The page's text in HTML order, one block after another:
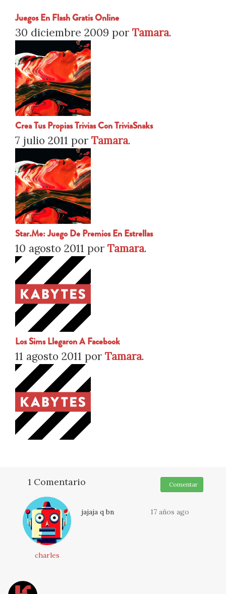
Juegos En Flash Gratis Online
30 diciembre 2009 por Tamara.
Crea Tus Propias Trivias Con TriviaSnaks
7 julio 2011 por Tamara.
Star.me: Juego De Premios En Estrellas
10 agosto 2011 por Tamara.
Los Sims Llegaron A Facebook
11 agosto 2011 por Tamara.
1 Comentario Comentar
charles
17 años ago
jajaja q bn